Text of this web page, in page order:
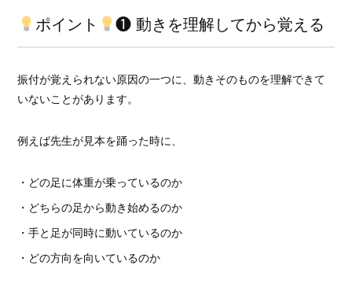
ポイント ❶ 動きを理解してから覚える
振付が覚えられない原因の一つに、動きそのものを理解できて
いないことがあります。
例えば先生が見本を踊った時に、
・どの足に体重が乗っているのか
・どちらの足から動き始めるのか
・手と足が同時に動いているのか
・どの方向を向いているのか